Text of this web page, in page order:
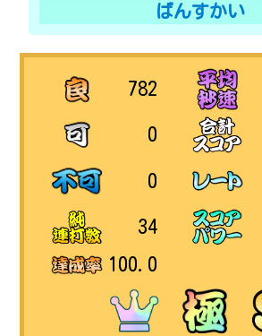
ばんすかい
782
0
0
34
100.0